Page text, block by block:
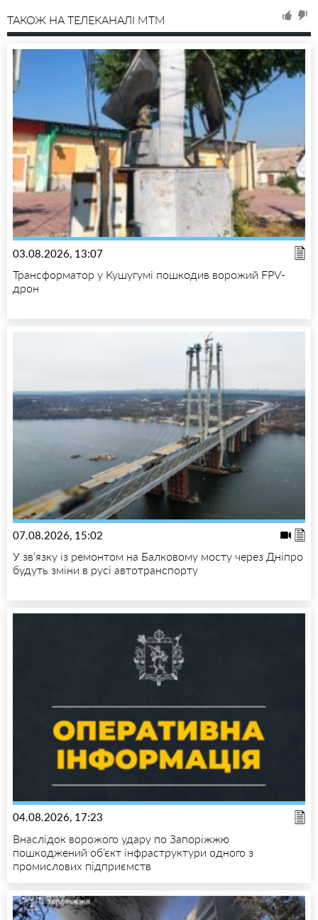
ТАКОЖ НА ТЕЛЕКАНАЛІ MTM
03.08.2026, 13:07
Трансформатор у Кушугумі пошкодив ворожий FPV-
дрон
07.08.2026, 15:02
У зв’язку із ремонтом на Балковому мосту через Дніпро
будуть зміни в русі автотранспорту
04.08.2026, 17:23
Внаслідок ворожого удару по Запоріжжю
пошкоджений об’єкт інфраструктури одного з
промислових підприємств